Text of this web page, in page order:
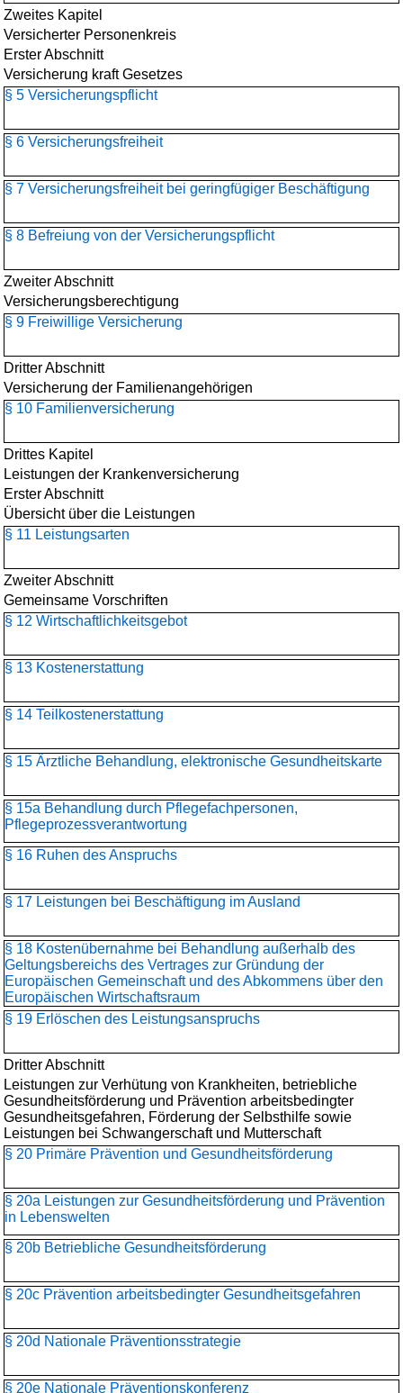
Zweites Kapitel
Versicherter Personenkreis
Erster Abschnitt
Versicherung kraft Gesetzes
§ 5 Versicherungspflicht
§ 6 Versicherungsfreiheit
§ 7 Versicherungsfreiheit bei geringfügiger Beschäftigung
§ 8 Befreiung von der Versicherungspflicht
Zweiter Abschnitt
Versicherungsberechtigung
§ 9 Freiwillige Versicherung
Dritter Abschnitt
Versicherung der Familienangehörigen
§ 10 Familienversicherung
Drittes Kapitel
Leistungen der Krankenversicherung
Erster Abschnitt
Übersicht über die Leistungen
§ 11 Leistungsarten
Zweiter Abschnitt
Gemeinsame Vorschriften
§ 12 Wirtschaftlichkeitsgebot
§ 13 Kostenerstattung
§ 14 Teilkostenerstattung
§ 15 Ärztliche Behandlung, elektronische Gesundheitskarte
§ 15a Behandlung durch Pflegefachpersonen,
Pflegeprozessverantwortung
§ 16 Ruhen des Anspruchs
§ 17 Leistungen bei Beschäftigung im Ausland
§ 18 Kostenübernahme bei Behandlung außerhalb des
Geltungsbereichs des Vertrages zur Gründung der
Europäischen Gemeinschaft und des Abkommens über den
Europäischen Wirtschaftsraum
§ 19 Erlöschen des Leistungsanspruchs
Dritter Abschnitt
Leistungen zur Verhütung von Krankheiten, betriebliche
Gesundheitsförderung und Prävention arbeitsbedingter
Gesundheitsgefahren, Förderung der Selbsthilfe sowie
Leistungen bei Schwangerschaft und Mutterschaft
§ 20 Primäre Prävention und Gesundheitsförderung
§ 20a Leistungen zur Gesundheitsförderung und Prävention
in Lebenswelten
§ 20b Betriebliche Gesundheitsförderung
§ 20c Prävention arbeitsbedingter Gesundheitsgefahren
§ 20d Nationale Präventionsstrategie
§ 20e Nationale Präventionskonferenz